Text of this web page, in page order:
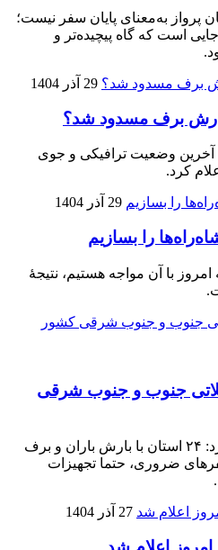
پرواز به‌معنای پایان سفر نیست؛
است که گاه پیچیده‌تر و
29 آذر 1404
برف مسدود شد؟
آخرین وضعیت ترافیکی و جوی
کرد.
29 آذر 1404
را بسازیم
با آن مواجه هستیم، نتیجۀ
جنوب و جنوب شرقی
رییس پلیس راه کشور اعلام کرد: ۲۴ استان با بارش باران و برف
ضروری، حتما تجهیزات
27 آذر 1404